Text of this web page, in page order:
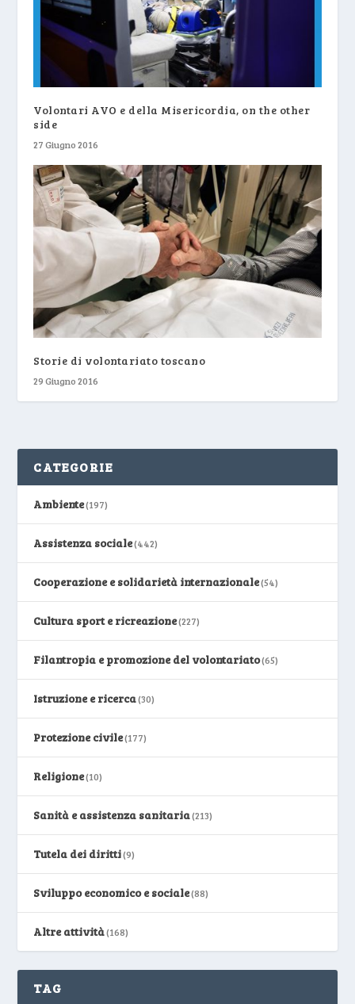
Volontari AVO e della Misericordia, on the other
side
27 Giugno 2016
Storie di volontariato toscano
29 Giugno 2016
CATEGORIE
Ambiente(197)
Assistenza sociale(442)
Cooperazione e solidarietà internazionale(54)
Cultura sport e ricreazione(227)
Filantropia e promozione del volontariato(65)
Istruzione e ricerca(30)
Protezione civile(177)
Religione(10)
Sanità e assistenza sanitaria(213)
Tutela dei diritti(9)
Sviluppo economico e sociale(88)
Altre attività(168)
TAG